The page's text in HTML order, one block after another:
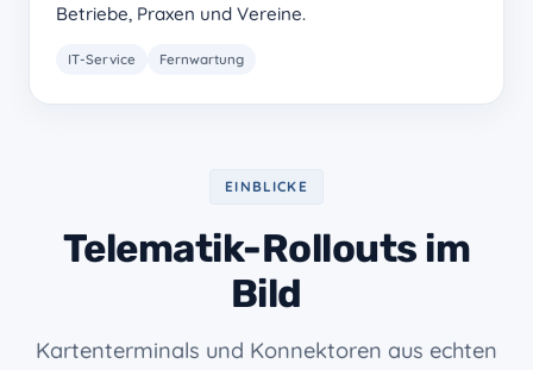
Betriebe, Praxen und Vereine.
IT-Service Fernwartung
EINBLICKE
Telematik-Rollouts im
Bild
Kartenterminals und Konnektoren aus echten